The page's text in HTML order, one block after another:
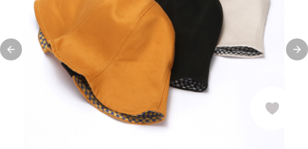
Previous slide